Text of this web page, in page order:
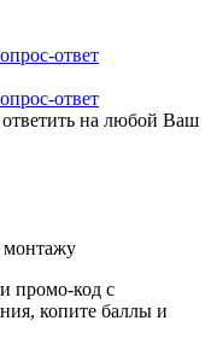
ответ
ответ
на любой Ваш
монтажу
промо-код с
копите баллы и